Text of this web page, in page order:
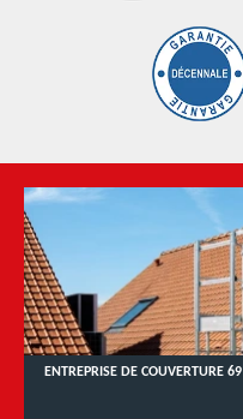
ENTREPRISE DE COUVERTURE 69